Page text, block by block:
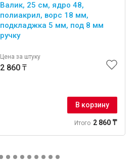
Валик, 25 см, ядро 48,
полиакрил, ворс 18 мм,
подкладжка 5 мм, под 8 мм
ручку
Цена за штуку
2 860 ₸
В корзину
Итого 2 860 ₸